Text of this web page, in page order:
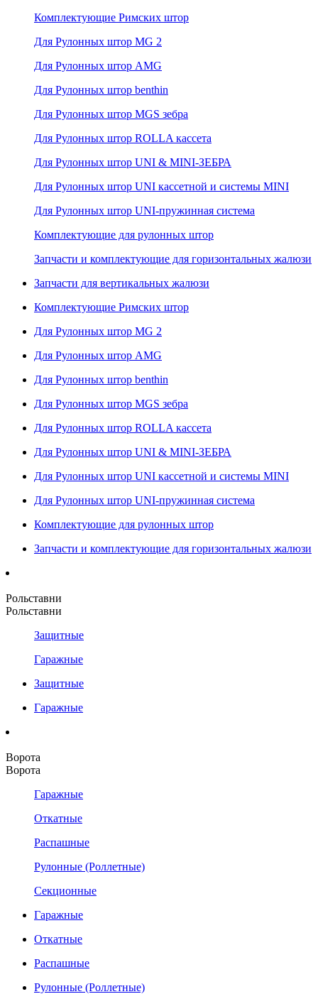
Комплектующие Римских штор
Для Рулонных штор MG 2
Для Рулонных штор AMG
Для Рулонных штор benthin
Для Рулонных штор MGS зебра
Для Рулонных штор ROLLA кассета
Для Рулонных штор UNI & MINI-ЗЕБРА
Для Рулонных штор UNI кассетной и системы MINI
Для Рулонных штор UNI-пружинная система
Комплектующие для рулонных штор
Запчасти и комплектующие для горизонтальных жалюзи
Запчасти для вертикальных жалюзи
Комплектующие Римских штор
Для Рулонных штор MG 2
Для Рулонных штор AMG
Для Рулонных штор benthin
Для Рулонных штор MGS зебра
Для Рулонных штор ROLLA кассета
Для Рулонных штор UNI & MINI-ЗЕБРА
Для Рулонных штор UNI кассетной и системы MINI
Для Рулонных штор UNI-пружинная система
Комплектующие для рулонных штор
Запчасти и комплектующие для горизонтальных жалюзи
Рольставни
Рольставни
Защитные
Гаражные
Защитные
Гаражные
Ворота
Ворота
Гаражные
Откатные
Распашные
Рулонные (Роллетные)
Секционные
Гаражные
Откатные
Распашные
Рулонные (Роллетные)